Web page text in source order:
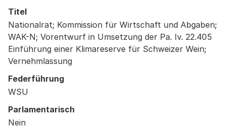
Titel
Nationalrat; Kommission für Wirtschaft und Abgaben;
WAK-N; Vorentwurf in Umsetzung der Pa. Iv. 22.405
Einführung einer Klimareserve für Schweizer Wein;
Vernehmlassung
Federführung
WSU
Parlamentarisch
Nein